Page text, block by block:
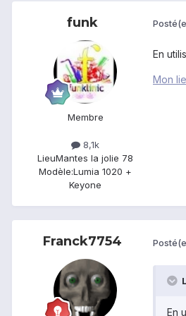
funk
Membre
8,1k
LieuMantes la jolie 78
Modèle:Lumia 1020 +
Keyone
En
Mon
Franck7754
En